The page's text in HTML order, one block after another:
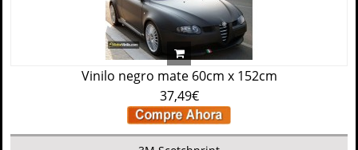
Vinilo negro mate 60cm x 152cm
37,49€